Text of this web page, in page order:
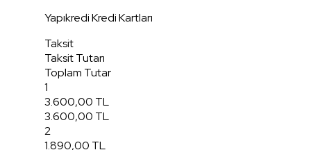
Yapıkredi Kredi Kartları
Taksit
Taksit Tutarı
Toplam Tutar
1
3.600,00 TL
3.600,00 TL
2
1.890,00 TL